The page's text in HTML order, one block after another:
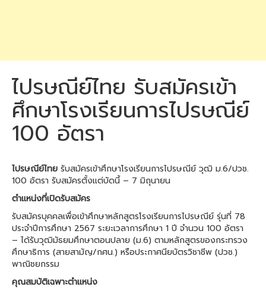
ไปรษณีย์ไทย รับสมัครเข้า
ศึกษาโรงเรียนการไปรษณีย์
100 อัตรา
ไปรษณีย์ไทย รับสมัครเข้าศึกษาโรงเรียนการไปรษณีย์ วุฒิ ม.6/ปวช.
100 อัตรา รับสมัครตั้งแต่บัดนี้ – 7 มิถุนายน
ตำแหน่งที่เปิดรับสมัคร
รับสมัครบุคคลเพื่อเข้าศึกษาหลักสูตรโรงเรียนการไปรษณีย์ รุ่นที่ 78
ประจำปีการศึกษา 2567 ระยะเวลาการศึกษา 1 ปี จำนวน 100 อัตรา
– ได้รับวุฒิมัธยมศึกษาตอนปลาย (ม.6) ตามหลักสูตรของกระทรวง
ศึกษาธิการ (สายสามัญ/กศน.) หรือประกาศนียบัตรวิชาชีพ (ปวช.)
พาณิชยกรรม
คุณสมบัติเฉพาะตำแหน่ง